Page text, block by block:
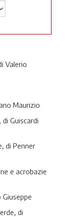
Valerio
Maurizio
Guiscardi
di Penner
e acrobazie
Giuseppe
di